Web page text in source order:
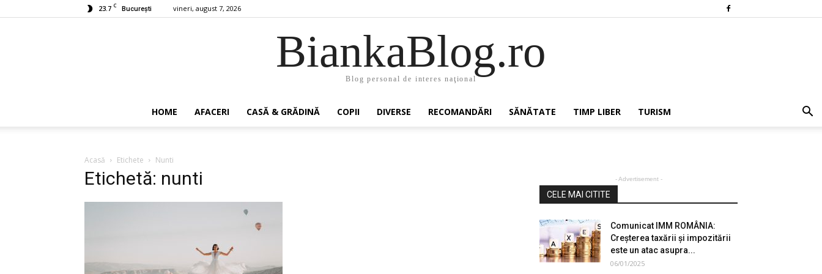
23.7 C București vineri, august 7, 2026
BiankaBlog.ro
Blog personal de interes naţional
HOME AFACERI CASĂ & GRĂDINĂ COPII DIVERSE RECOMANDĂRI SĂNĂTATE TIMP LIBER TURISM
Acasă Etichete Nunti
Etichetă: nunti - Advertisement -
CELE MAI CITITE
Comunicat IMM ROMÂNIA:
Creșterea taxării și impozitării
este un atac asupra...
06/01/2025